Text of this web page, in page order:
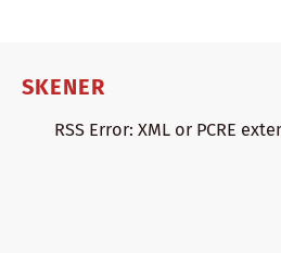
SKENER
RSS Error: XML or PCRE